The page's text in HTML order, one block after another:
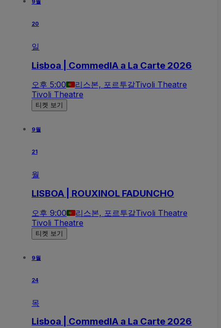
9월
20
일
Lisboa | CommedIA a La Carte 2026
오후 5:00 리스본, 포르투갈Tivoli Theatre
Tivoli Theatre
티켓 보기
9월
21
월
LISBOA | ROUXINOL FADUNCHO
오후 9:00 리스본, 포르투갈Tivoli Theatre
Tivoli Theatre
티켓 보기
9월
24
목
Lisboa | CommedIA a La Carte 2026